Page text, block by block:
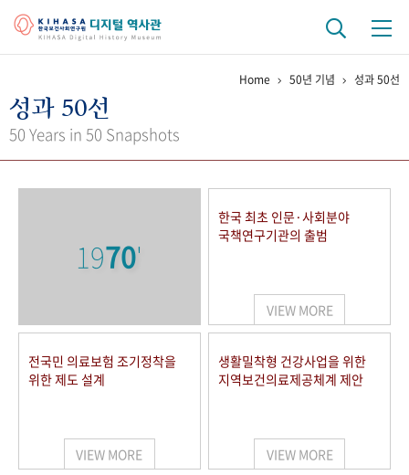
걸어온 길 기관 변천사
키워드로 보는 연구 역사
연구자들
사진 아카이브 문서 기록물 행정박물 영상 기록물
50+1 주년 기념
세계와 함께 한 KIHASA
Home 50년 기념 성과 50선
성과 50선
50 Years in 50 Snapshots
1970'
한국 최초 인문·사회분야
국책연구기관의 출범
VIEW MORE
전국민 의료보험 조기정착을
위한 제도 설계
VIEW MORE
생활밀착형 건강사업을 위한
지역보건의료제공체계 제안
VIEW MORE